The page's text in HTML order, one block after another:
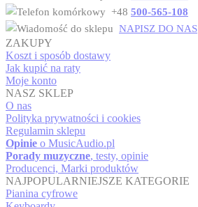
+48 500-565-108
NAPISZ DO NAS
ZAKUPY
Koszt i sposób dostawy
Jak kupić na raty
Moje konto
NASZ SKLEP
O nas
Polityka prywatności i cookies
Regulamin sklepu
Opinie o MusicAudio.pl
Porady muzyczne, testy, opinie
Producenci, Marki produktów
NAJPOPULARNIEJSZE KATEGORIE
Pianina cyfrowe